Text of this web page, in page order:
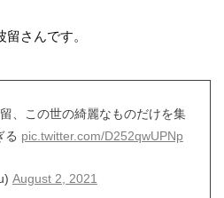
さんです。
、この世の綺麗なものだけを集
る pic.twitter.com/D252qwUPNp
August 2, 2021